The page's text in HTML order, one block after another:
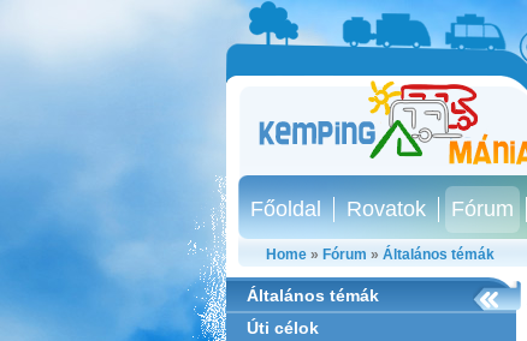
Főoldal Rovatok Fórum
Home» Fórum » Általános témák
Általános témák
Úti célok